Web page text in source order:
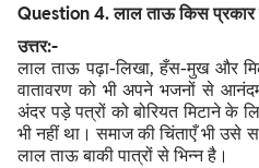
Question4. लाल ताऊ किस प्रकार
उत्तर:-
लाल ताऊ पढ़ा-लिखा, हँस-मुख और
वातावरण को भी अपने भजनों से
अंदर पड़े पत्रों को बोरियत मिटाने के
भी नहीं था। समाज की चिंताएँ भी उसे
लाल ताऊ बाकी पात्रों से भिन्न है।